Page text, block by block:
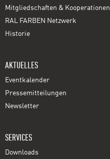
Mitgliedschaften & Kooperationen
RAL FARBEN Netzwerk
Historie
AKTUELLES
Eventkalender
Pressemitteilungen
Newsletter
SERVICES
Downloads